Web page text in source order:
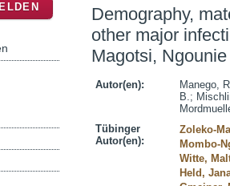
Demography,
other major
Magotsi,
Autor(en):
Manego,
B.;
Tübinger
Autor(en):
Zoleko-
Mombo-
Witte,
Held,